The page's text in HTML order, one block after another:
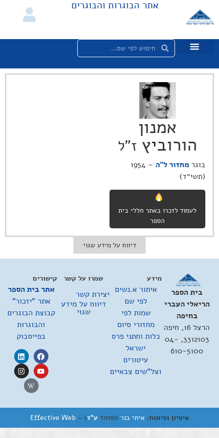
אתר הבוגרות והבוגרים
אמנון
הורוביץ ז"ל
בוגר מחזור ל"ה
– 1954
(תשי״ד)
לעמוד לזכרו באתר חללי בית
הספר
דיווח על מידע שגוי
בית הספר
הריאלי העברי
בחיפה
הרצל 16, חיפה
3312103, 04-
610-5100
מידע
איתור א.נשים
לפי שם
שמות לפי
מחזורי סיום
כלות וחתני פרס
ישראל
עיטורים
וצל"שים צבאיים
קישורים
אתר בית הספר
אתר "יזכור"
קבוצת הבוגרים
והבוגרות
בפייסבוק
שמרו על קשר
יצירת קשר
דיווח על מידע
שגוי
איפיון ופיתוח: איתי בנר (מחזור ע"ד) –
Effective Web